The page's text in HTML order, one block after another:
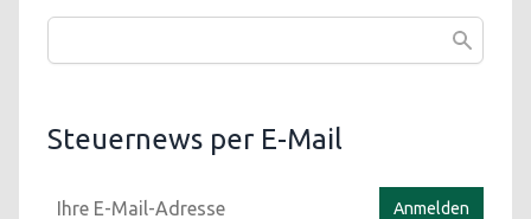
Steuernews per E-Mail
Anmelden